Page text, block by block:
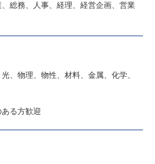
総務、人事、経理、経営企画、営業
、物理、物性、材料、金属、化学、
る方歓迎